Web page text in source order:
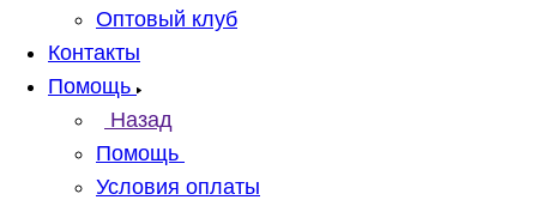
Оптовый клуб
Контакты
Помощь
Назад
Помощь
Условия оплаты